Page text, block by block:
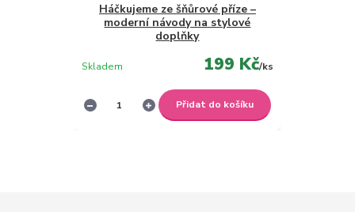
Háčkujeme ze šňůrové příze –
moderní návody na stylové
doplňky
199 Kč/ks
Skladem
Přidat do košíku